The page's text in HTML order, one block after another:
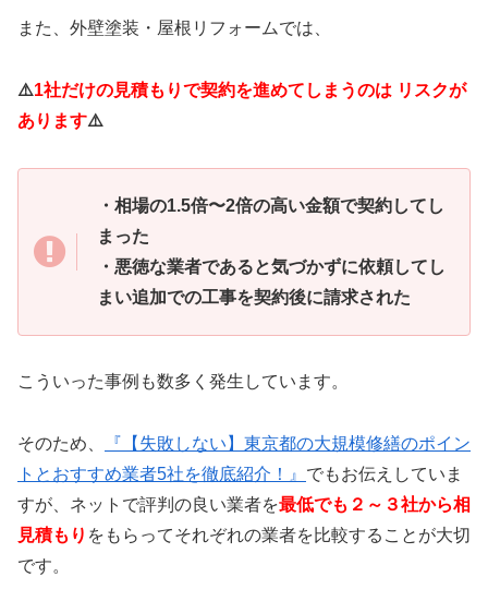
また、外壁塗装・屋根リフォームでは、
⚠️1社だけの見積もりで契約を進めてしまうのは リスクが
あります⚠️
・相場の1.5倍〜2倍の高い金額で契約してし
まった
・悪徳な業者であると気づかずに依頼してし
まい追加での工事を契約後に請求された
こういった事例も数多く発生しています。
そのため、
『【失敗しない】東京都の大規模修繕のポイン
トとおすすめ業者5社を徹底紹介！』 でもお伝えしていま
すが、 ネットで評判の良い業者を最低でも２～３社から相
見積もり をもらってそれぞれの業者を比較することが大切
です。